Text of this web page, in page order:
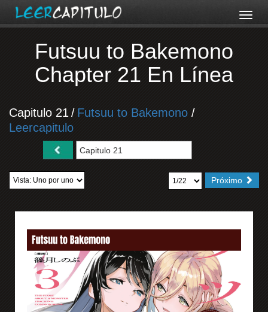
Futsuu to Bakemono
Chapter 21 En Línea
Capitulo 21 / Futsuu to Bakemono /
Leercapitulo
Próximo